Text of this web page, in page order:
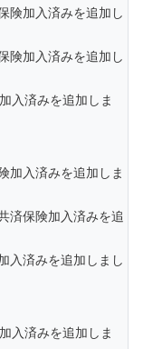
険加入済みを追加し
険加入済みを追加し
入済みを追加しま
加入済みを追加しま
済保険加入済みを追
入済みを追加しまし
入済みを追加しま